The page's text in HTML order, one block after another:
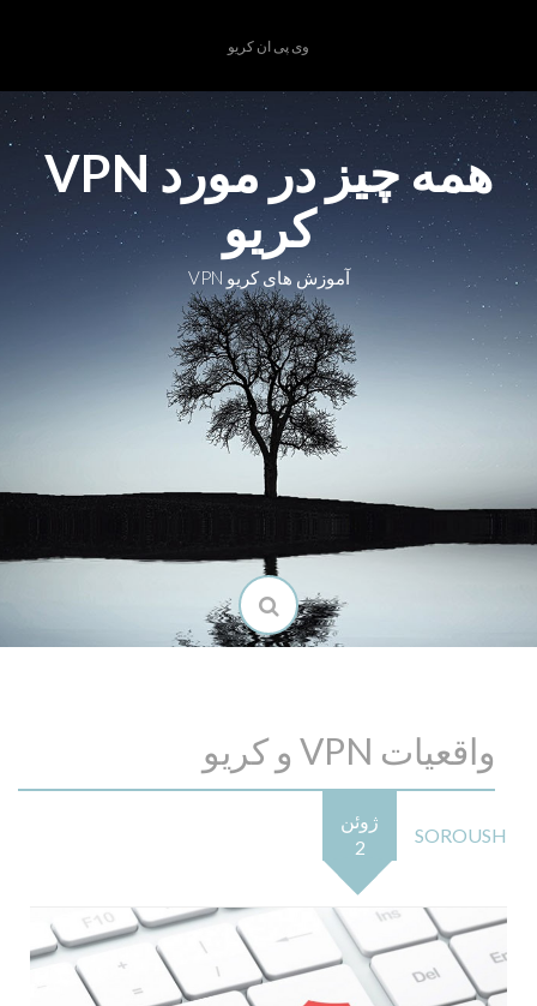
وی پی ان کریو
همه چیز در مورد VPN
کریو
آموزش های کریو VPN
واقعیات VPN و کریو
ژوئن
2
SOROUSH